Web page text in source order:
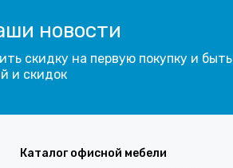
новости
скидку на первую покупку и быть
и скидок
Каталог офисной мебели